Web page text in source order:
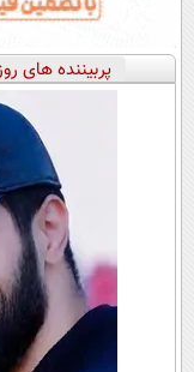
پربیننده های روز